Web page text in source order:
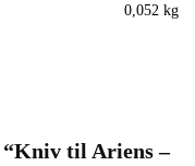
0,052 kg
til Ariens –